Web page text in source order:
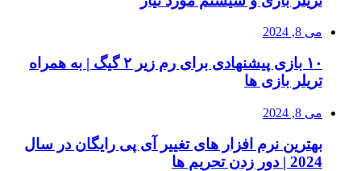
می 8, 2024
۱۰ بازی پیشنهادی برای رم زیر ۲ گیگ | به همراه
تریلر بازی ها
می 8, 2024
بهترین نرم افزار های تغییر آی پی رایگان در سال
2024 | دور زدن تحریم ها